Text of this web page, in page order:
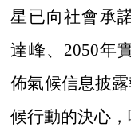
星已向社會承
達峰、2050年
佈氣候信息披
候行動的決心，